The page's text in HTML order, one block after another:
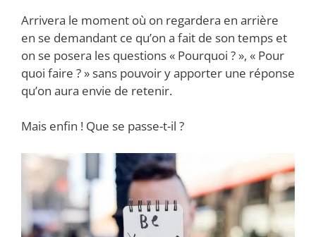
Arrivera le moment où on regardera en arrière
en se demandant ce qu’on a fait de son temps et
on se posera les questions « Pourquoi ? », « Pour
quoi faire ? » sans pouvoir y apporter une réponse
qu’on aura envie de retenir.
Mais enfin ! Que se passe-t-il ?